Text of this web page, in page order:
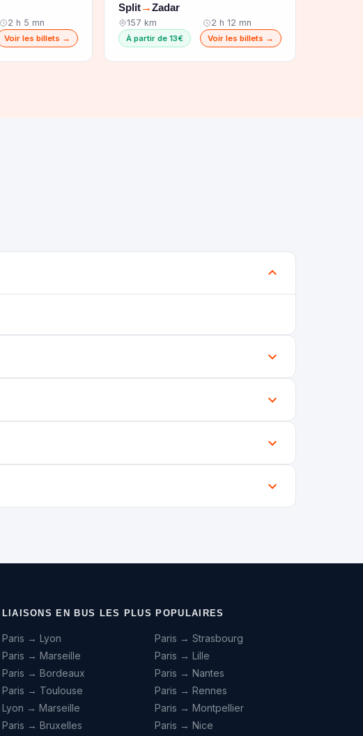
2 h 5 mn
Voir les billets →
Split→Zadar
157 km 2 h 12 mn
À partir de 13€ Voir les billets →
LIAISONS EN BUS LES PLUS POPULAIRES
Paris → Lyon
Paris → Marseille
Paris → Bordeaux
Paris → Toulouse
Lyon → Marseille
Paris → Bruxelles
Paris → Strasbourg
Paris → Lille
Paris → Nantes
Paris → Rennes
Paris → Montpellier
Paris → Nice